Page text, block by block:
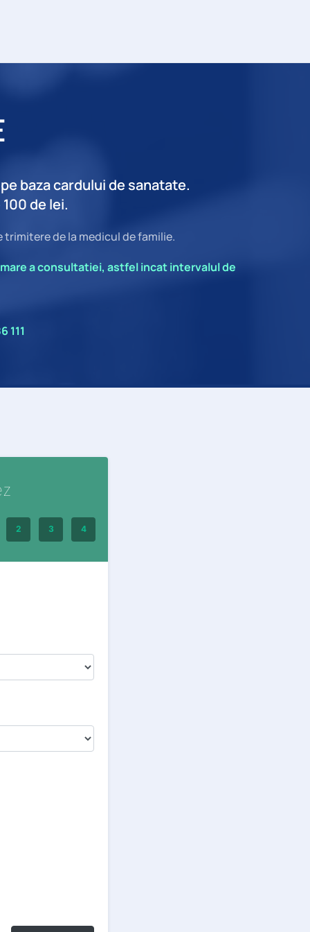
baza cardului de sanatate.
de lei.
de la medicul de familie.
a consultatiei, astfel incat intervalul de
111